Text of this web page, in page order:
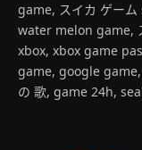
game, スイカ ゲー
water melon game,
xbox, xbox game
game, google
の 歌, game 24h,